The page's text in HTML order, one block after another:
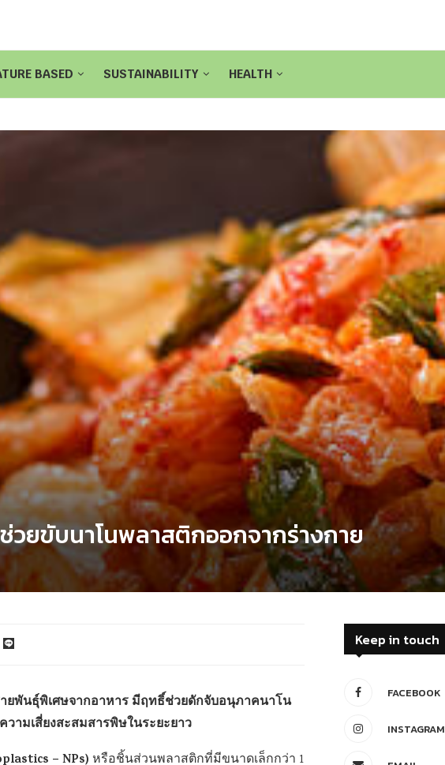
BASED SUSTAINABILITY HEALTH
วยขับนาโนพลาสติกออกจากร่างกาย
ยพันธุ์พิเศษจากอาหาร มีฤทธิ์ช่วยดักจับอนุภาคนาโน
ามเสี่ยงสะสมสารพิษในระยะยาว
– NPs) หรือชิ้นส่วนพลาสติกที่มีขนาดเล็กกว่า 1
Keep in touch
FACEBOOK
INSTAGRAM